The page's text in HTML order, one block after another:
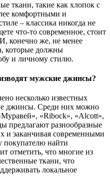
ткани, такие как хлопок с
комфортными и
– классика никогда не
что-то современное, стоит
конечно же, не менее
которые должны
и личному стилю.
мужские джинсы?
несколько известных
джинсы. Среди них можно
«Ribock», «Alcott»,
предлагают разнообразные
и заканчивая современными
покупателю найти
отметить, что многие из
ткани, что
локальное